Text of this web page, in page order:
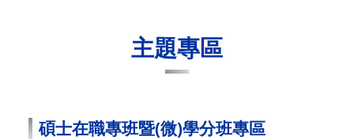
主題專區
碩士在職專班暨(微)學分班專區